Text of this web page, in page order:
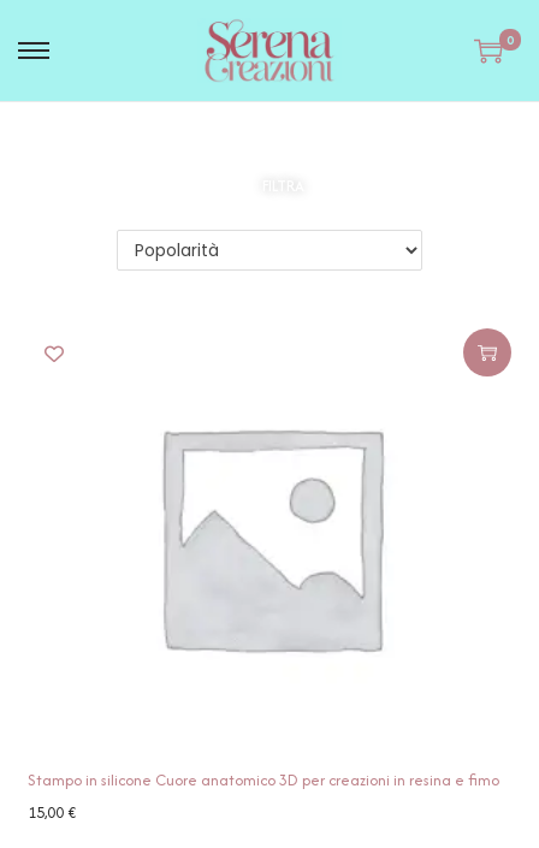
0
Stampo in silicone Cuore anatomico 3D per creazioni in resina e fimo
15,00€